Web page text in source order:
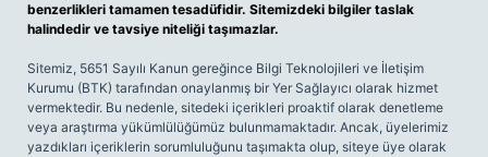
benzerlikleri tamamen tesadüfidir. Sitemizdeki bilgiler taslak
halindedir ve tavsiye niteliği taşımazlar.
Sitemiz, 5651 Sayılı Kanun gereğince Bilgi Teknolojileri ve İletişim
Kurumu (BTK) tarafından onaylanmış bir Yer Sağlayıcı olarak hizmet
vermektedir. Bu nedenle, sitedeki içerikleri proaktif olarak denetleme
veya araştırma yükümlülüğümüz bulunmamaktadır. Ancak, üyelerimiz
yazdıkları içeriklerin sorumluluğunu taşımakta olup, siteye üye olarak